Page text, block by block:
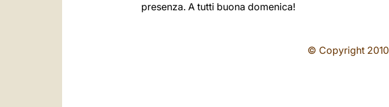
presenza. A tutti buona domenica!
© Copyright